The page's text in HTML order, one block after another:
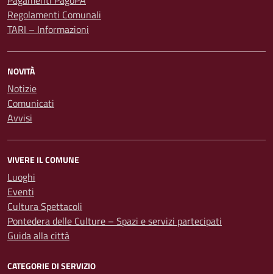
Regolamenti Comunali
TARI – Informazioni
NOVITÀ
Notizie
Comunicati
Avvisi
VIVERE IL COMUNE
Luoghi
Eventi
Cultura Spettacoli
Pontedera delle Culture – Spazi e servizi partecipati
Guida alla città
CATEGORIE DI SERVIZIO